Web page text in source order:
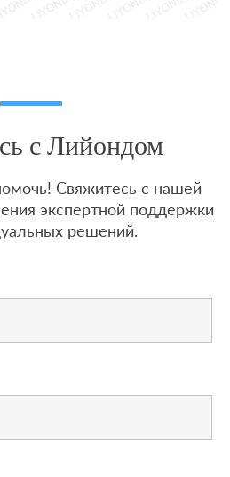
с Лийондом
Свяжитесь с нашей
экспертной поддержки
решений.